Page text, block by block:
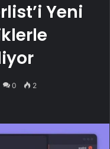
Yeni
0 2